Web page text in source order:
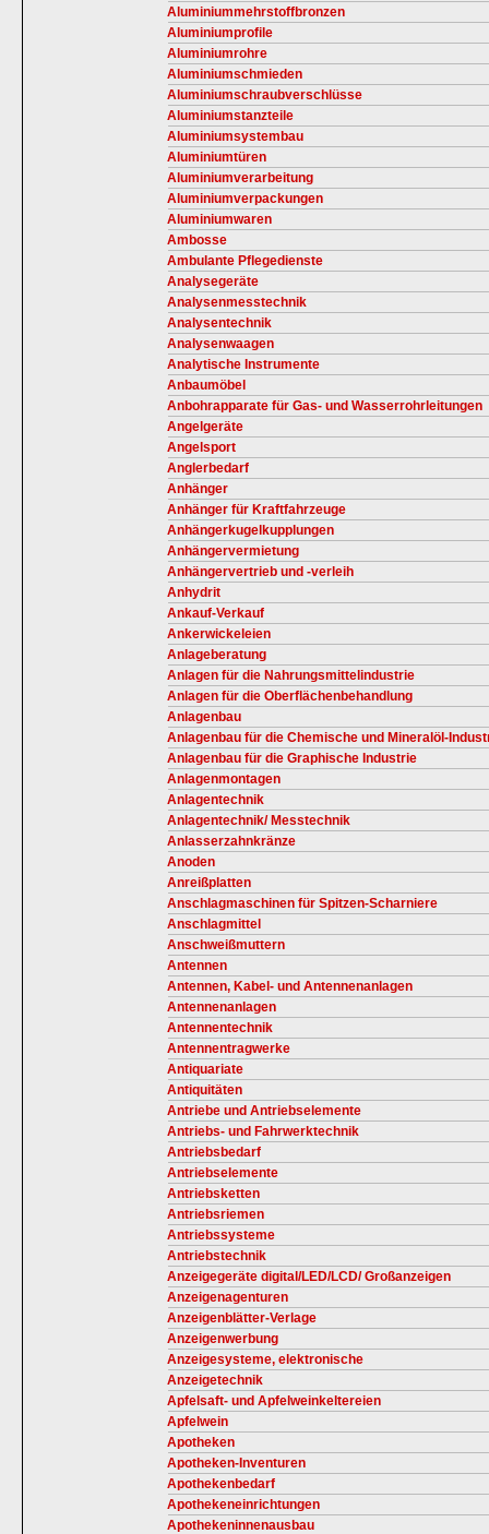
Aluminiummehrstoffbronzen
Aluminiumprofile
Aluminiumrohre
Aluminiumschmieden
Aluminiumschraubverschlüsse
Aluminiumstanzteile
Aluminiumsystembau
Aluminiumtüren
Aluminiumverarbeitung
Aluminiumverpackungen
Aluminiumwaren
Ambosse
Ambulante Pflegedienste
Analysegeräte
Analysenmesstechnik
Analysentechnik
Analysenwaagen
Analytische Instrumente
Anbaumöbel
Anbohrapparate für Gas- und Wasserrohrleitungen
Angelgeräte
Angelsport
Anglerbedarf
Anhänger
Anhänger für Kraftfahrzeuge
Anhängerkugelkupplungen
Anhängervermietung
Anhängervertrieb und -verleih
Anhydrit
Ankauf-Verkauf
Ankerwickeleien
Anlageberatung
Anlagen für die Nahrungsmittelindustrie
Anlagen für die Oberflächenbehandlung
Anlagenbau
Anlagenbau für die Chemische und Mineralöl-
Anlagenbau für die Graphische Industrie
Anlagenmontagen
Anlagentechnik
Anlagentechnik/ Messtechnik
Anlasserzahnkränze
Anoden
Anreißplatten
Anschlagmaschinen für Spitzen-Scharniere
Anschlagmittel
Anschweißmuttern
Antennen
Antennen, Kabel- und Antennenanlagen
Antennenanlagen
Antennentechnik
Antennentragwerke
Antiquariate
Antiquitäten
Antriebe und Antriebselemente
Antriebs- und Fahrwerktechnik
Antriebsbedarf
Antriebselemente
Antriebsketten
Antriebsriemen
Antriebssysteme
Antriebstechnik
Anzeigegeräte digital/LED/LCD/ Großanzeigen
Anzeigenagenturen
Anzeigenblätter-Verlage
Anzeigenwerbung
Anzeigesysteme, elektronische
Anzeigetechnik
Apfelsaft- und Apfelweinkeltereien
Apfelwein
Apotheken
Apotheken-Inventuren
Apothekenbedarf
Apothekeneinrichtungen
Apothekeninnenausbau